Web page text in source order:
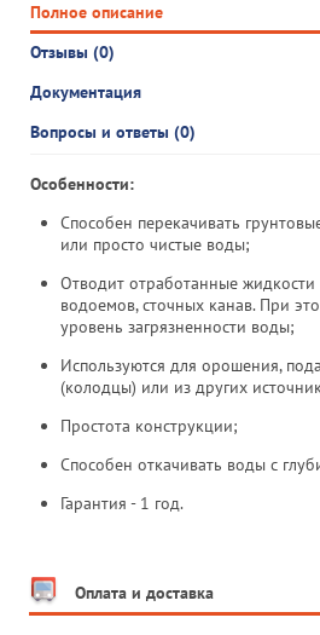
Полное описание
Отзывы (0)
Документация
Вопросы и ответы (0)
Особенности:
Способен перекачивать
или просто чистые воды;
Отводит отработанные жидкости
водоемов, сточных канав. При
уровень загрязненности воды;
Используются для орошения,
(колодцы) или из других
Простота конструкции;
Способен откачивать воды с
Гарантия - 1 год.
Оплата и доставка